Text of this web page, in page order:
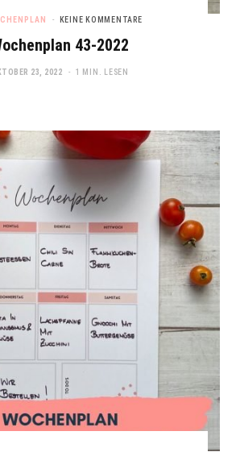
KEINE KOMMENTARE
43-2022
23, 2022 1 MIN. LESEN